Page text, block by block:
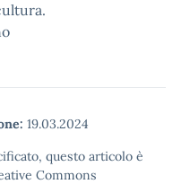
19.03.2024
questo articolo è
Commons